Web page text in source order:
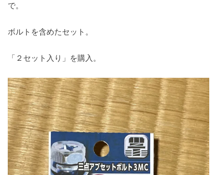
で。
ボルトを含めたセット。
「２セット入り」を購入。